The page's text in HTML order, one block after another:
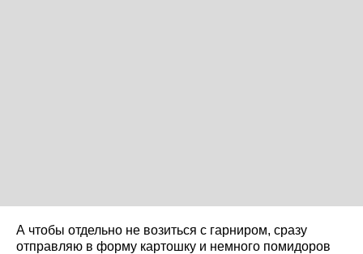
А чтобы отдельно не возиться с гарниром, сразу
отправляю в форму картошку и немного помидоров